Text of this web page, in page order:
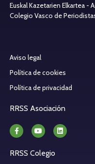
Euskal Kazetarien Elkartea -
Colegio Vasco de
Aviso legal
Política de cookies
Política de privacidad
RRSS Asociación
RRSS Colegio